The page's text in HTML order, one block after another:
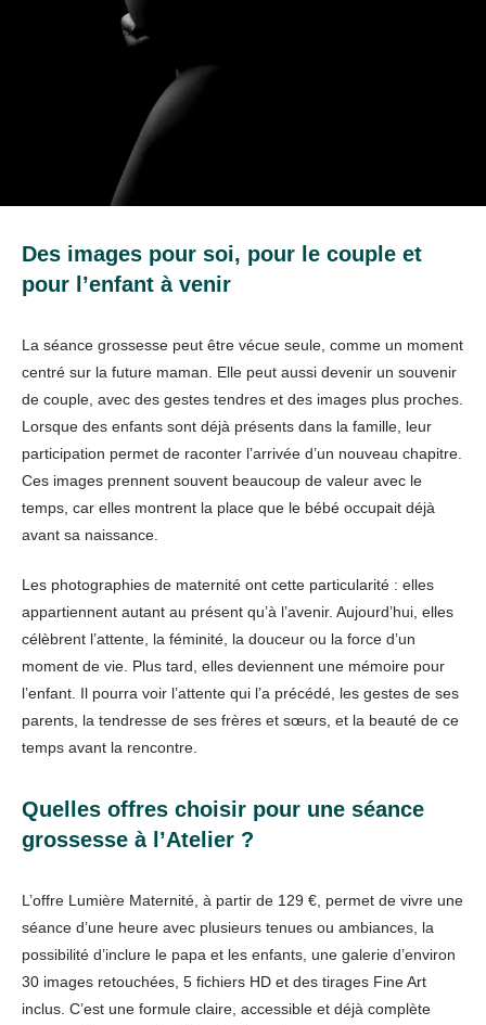
Des images pour soi, pour le couple et
pour l’enfant à venir
La séance grossesse peut être vécue seule, comme un moment
centré sur la future maman. Elle peut aussi devenir un souvenir
de couple, avec des gestes tendres et des images plus proches.
Lorsque des enfants sont déjà présents dans la famille, leur
participation permet de raconter l’arrivée d’un nouveau chapitre.
Ces images prennent souvent beaucoup de valeur avec le
temps, car elles montrent la place que le bébé occupait déjà
avant sa naissance.
Les photographies de maternité ont cette particularité : elles
appartiennent autant au présent qu’à l’avenir. Aujourd’hui, elles
célèbrent l’attente, la féminité, la douceur ou la force d’un
moment de vie. Plus tard, elles deviennent une mémoire pour
l’enfant. Il pourra voir l’attente qui l’a précédé, les gestes de ses
parents, la tendresse de ses frères et sœurs, et la beauté de ce
temps avant la rencontre.
Quelles offres choisir pour une séance
grossesse à l’Atelier ?
L’offre Lumière Maternité, à partir de 129 €, permet de vivre une
séance d’une heure avec plusieurs tenues ou ambiances, la
possibilité d’inclure le papa et les enfants, une galerie d’environ
30 images retouchées, 5 fichiers HD et des tirages Fine Art
inclus. C’est une formule claire, accessible et déjà complète